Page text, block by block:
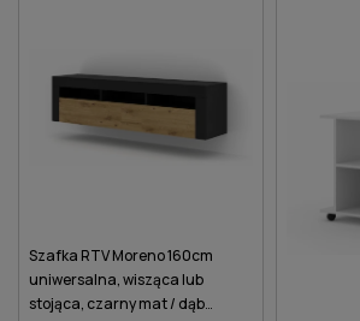
Szafka RTV Moreno 160cm
uniwersalna, wisząca lub
stojąca, czarny mat / dąb